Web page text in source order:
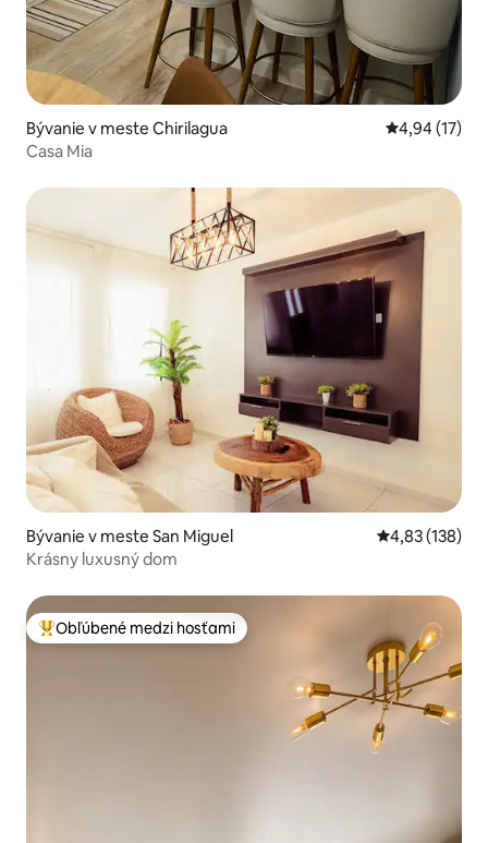
Bývanie v meste Chirilagua Priemerné
4,94 (17)
Casa Mia
Bývanie v meste San Miguel Priemerné
4,83 (138)
Krásny luxusný dom
Najobľúbenejšie medzi hosťami
Obľúbené medzi hosťami